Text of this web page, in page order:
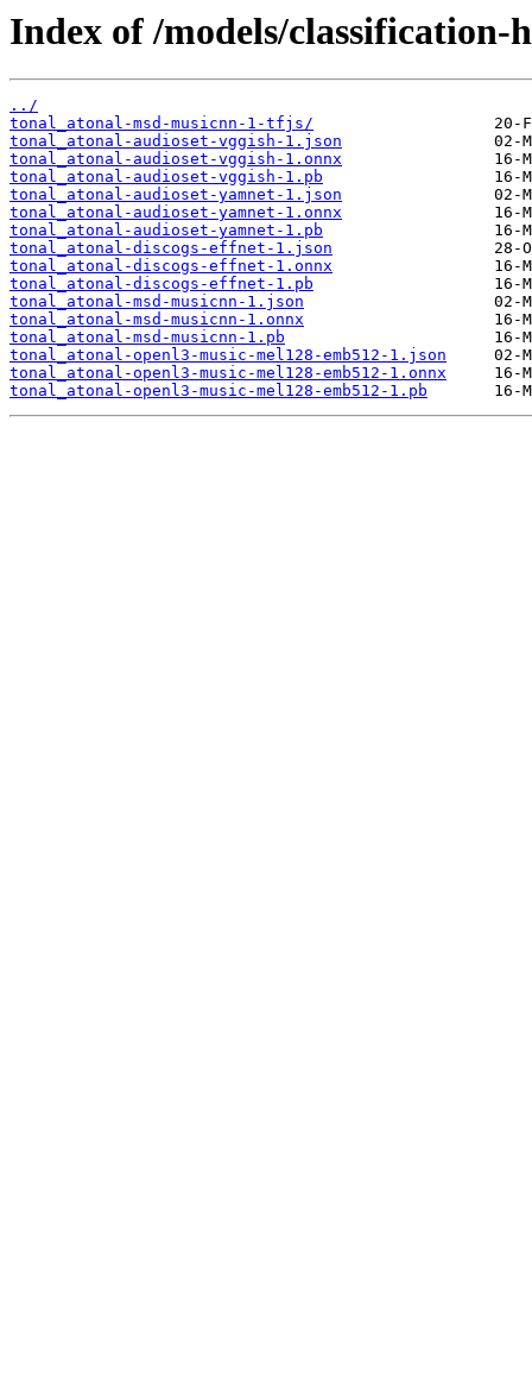
Index of /models/classification-
../
tonal_atonal-msd-musicnn-1-tfjs/
tonal_atonal-audioset-vggish-1.json
tonal_atonal-audioset-vggish-1.onnx
tonal_atonal-audioset-vggish-1.pb
tonal_atonal-audioset-yamnet-1.json
tonal_atonal-audioset-yamnet-1.onnx
tonal_atonal-audioset-yamnet-1.pb
tonal_atonal-discogs-effnet-1.json
tonal_atonal-discogs-effnet-1.onnx
tonal_atonal-discogs-effnet-1.pb
tonal_atonal-msd-musicnn-1.json
tonal_atonal-msd-musicnn-1.onnx
tonal_atonal-msd-musicnn-1.pb
tonal_atonal-openl3-music-mel128-emb512-1.json
tonal_atonal-openl3-music-mel128-emb512-1.onnx
tonal_atonal-openl3-music-mel128-emb512-1.pb